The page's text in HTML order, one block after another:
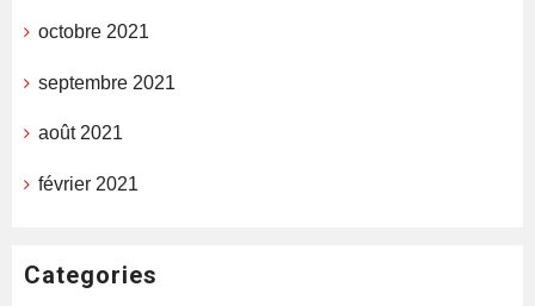
octobre 2021
septembre 2021
août 2021
février 2021
Categories